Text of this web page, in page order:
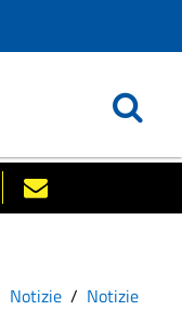
Notizie
Notizie